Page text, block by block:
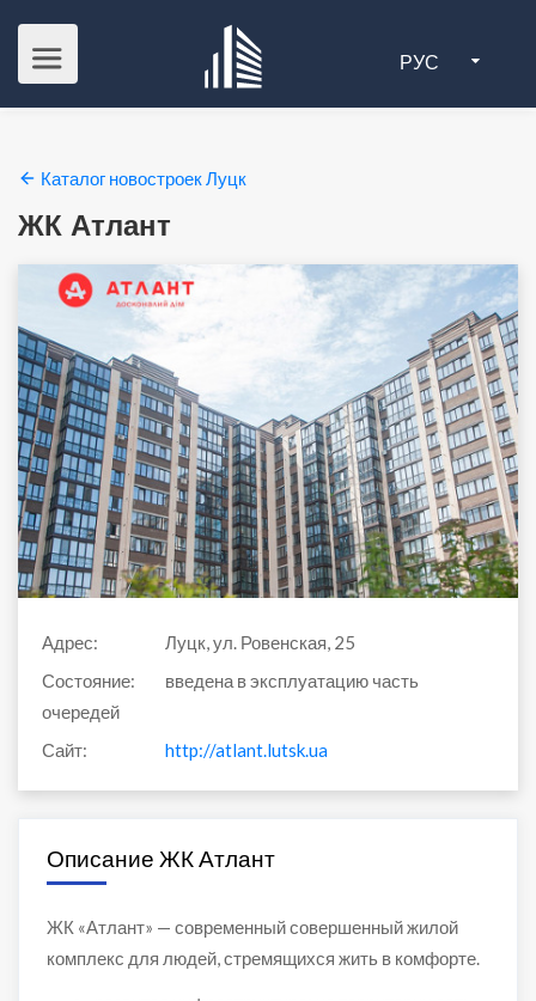
РУС
Каталог новостроек Луцк
ЖК Атлант
Адрес:
Луцк, ул. Ровенская, 25
Состояние:
введена в эксплуатацию часть
очередей
Сайт:
http://atlant.lutsk.ua
Описание ЖК Атлант
ЖК «Атлант» — современный совершенный жилой
комплекс для людей, стремящихся жить в комфорте.